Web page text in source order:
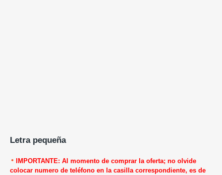
Letra pequeña
IMPORTANTE: Al momento de comprar la oferta; no olvide
colocar numero de teléfono en la casilla correspondiente, es de